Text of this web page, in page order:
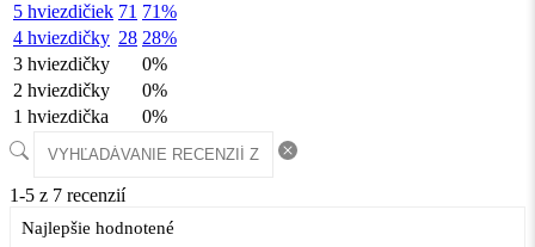
5 hviezdičiek 71 71%
4 hviezdičky 28 28%
3 hviezdičky
0%
2 hviezdičky
0%
1 hviezdička
0%
1-5 z 7 recenzií